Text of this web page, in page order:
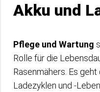
Akku und
Pflege und Wartung
Rolle für die
Rasenmähers. Es
Ladezyklen und -